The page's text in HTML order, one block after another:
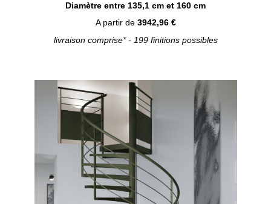
Diamètre entre 135,1 cm et 160 cm
A partir de 3942,96 €
livraison comprise* - 199 finitions possibles
Configurer